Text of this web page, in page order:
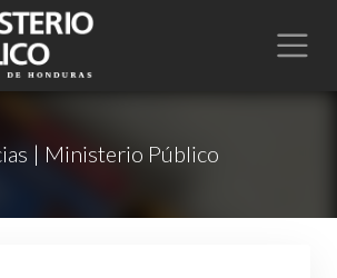
| Ministerio Público